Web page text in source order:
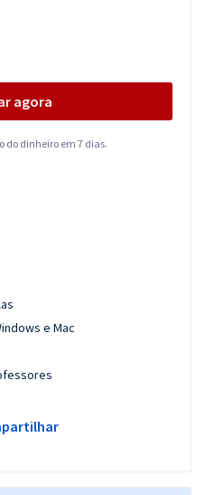
agora
do dinheiro em 7 dias.
e Mac